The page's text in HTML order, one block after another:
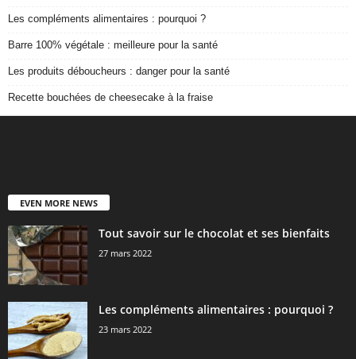
Les compléments alimentaires : pourquoi ?
Barre 100% végétale : meilleure pour la santé
Les produits déboucheurs : danger pour la santé
Recette bouchées de cheesecake à la fraise
EVEN MORE NEWS
Tout savoir sur le chocolat et ses bienfaits
27 mars 2022
Les compléments alimentaires : pourquoi ?
23 mars 2022